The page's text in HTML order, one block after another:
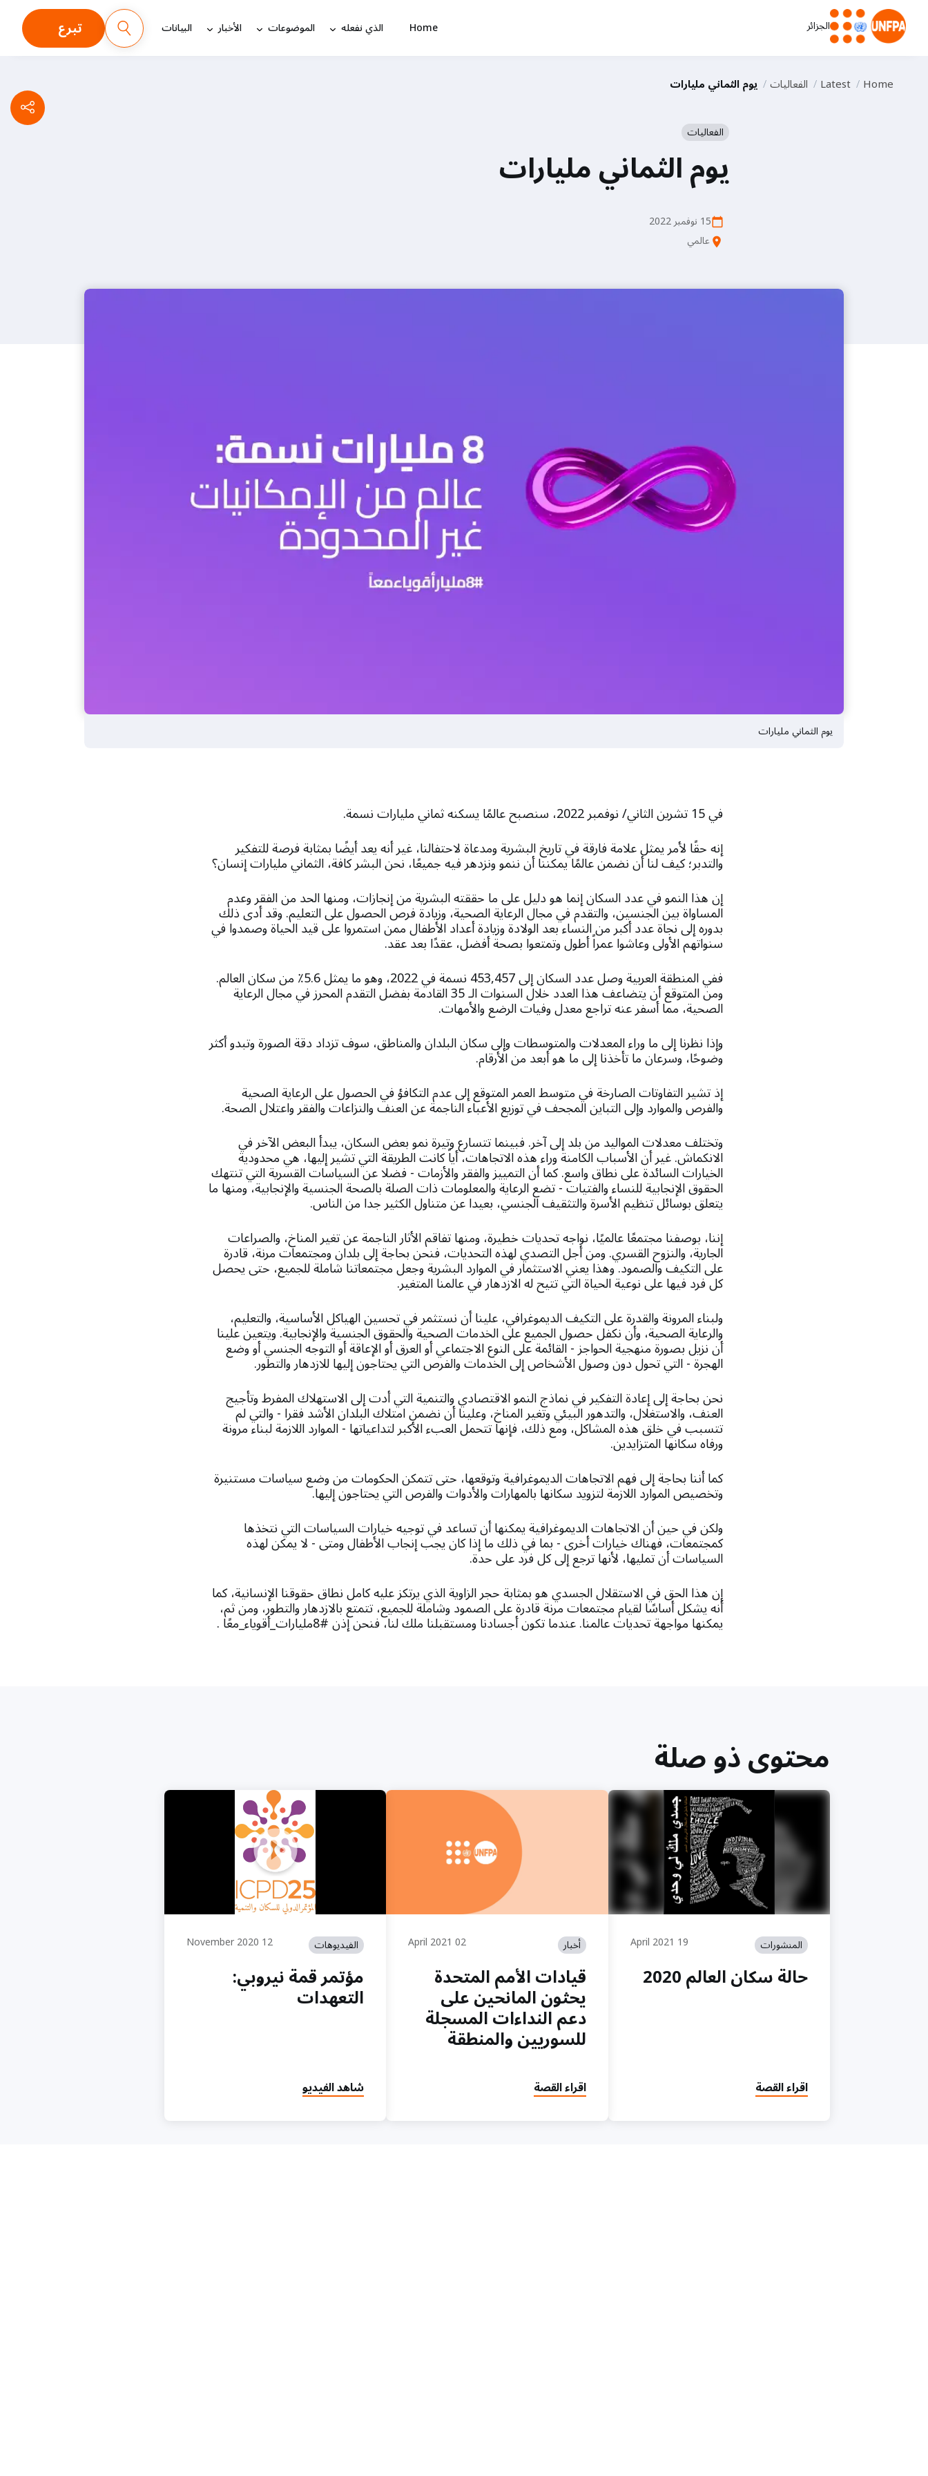
الجزائر Home الذي نفعله الموضوعات الأخبار البيانات تبرع
Home
Latest الفعاليات يوم الثماني مليارات
الفعاليات
يوم الثماني مليارات
calendar_today15 نوفمبر 2022
location_on عالمي
يوم الثماني مليارات
في 15 تشرين الثاني/ نوفمبر 2022، سنصبح عالمًا يسكنه ثماني مليارات نسمة.
إنه حقًا لأمر يمثل علامة فارقة في تاريخ البشرية ومدعاة لاحتفالنا، غير أنه يعد أيضًا بمثابة فرصة للتفكير
والتدبر؛ كيف لنا أن نضمن عالمًا يمكننا أن ننمو ونزدهر فيه جميعًا، نحن البشر كافة، الثماني مليارات إنسان؟
إن هذا النمو في عدد السكان إنما هو دليل على ما حققته البشرية من إنجازات، ومنها الحد من الفقر وعدم
المساواة بين الجنسين، والتقدم في مجال الرعاية الصحية، وزيادة فرص الحصول على التعليم. وقد أدى ذلك
بدوره إلى نجاة عدد أكبر من النساء بعد الولادة وزيادة أعداد الأطفال ممن استمروا على قيد الحياة وصمدوا في
سنواتهم الأولى وعاشوا عمراً أطول وتمتعوا بصحة أفضل، عقدًا بعد عقد.
ففي المنطقة العربية وصل عدد السكان إلى 453,457 نسمة في 2022، وهو ما يمثل 5.6٪ من سكان العالم.
ومن المتوقع أن يتضاعف هذا العدد خلال السنوات الـ 35 القادمة بفضل التقدم المحرز في مجال الرعاية
الصحية، مما أسفر عنه تراجع معدل وفيات الرضع والأمهات.
وإذا نظرنا إلى ما وراء المعدلات والمتوسطات وإلى سكان البلدان والمناطق، سوف تزداد دقة الصورة وتبدو أكثر
وضوحًا، وسرعان ما تأخذنا إلى ما هو أبعد من الأرقام.
إذ تشير التفاوتات الصارخة في متوسط العمر المتوقع إلى عدم التكافؤ في الحصول على الرعاية الصحية
والفرص والموارد وإلى التباين المجحف في توزيع الأعباء الناجمة عن العنف والنزاعات والفقر واعتلال الصحة.
وتختلف معدلات المواليد من بلد إلى آخر. فبينما تتسارع وتيرة نمو بعض السكان، يبدأ البعض الآخر في
الانكماش. غير أن الأسباب الكامنة وراء هذه الاتجاهات، أياً كانت الطريقة التي تشير إليها، هي محدودية
الخيارات السائدة على نطاق واسع. كما أن التمييز والفقر والأزمات - فضلا عن السياسات القسرية التي تنتهك
الحقوق الإنجابية للنساء والفتيات - تضع الرعاية والمعلومات ذات الصلة بالصحة الجنسية والإنجابية، ومنها ما
يتعلق بوسائل تنظيم الأسرة والتثقيف الجنسي، بعيدا عن متناول الكثير جدا من الناس.
إننا، بوصفنا مجتمعًا عالميًا، نواجه تحديات خطيرة، ومنها تفاقم الأثار الناجمة عن تغير المناخ، والصراعات
الجارية، والنزوح القسري. ومن أجل التصدي لهذه التحديات، فنحن بحاجة إلى بلدان ومجتمعات مرنة، قادرة
على التكيف والصمود. وهذا يعني الاستثمار في الموارد البشرية وجعل مجتمعاتنا شاملة للجميع، حتى يحصل
كل فرد فيها على نوعية الحياة التي تتيح له الازدهار في عالمنا المتغير.
ولبناء المرونة والقدرة على التكيف الديموغرافي، علينا أن نستثمر في تحسين الهياكل الأساسية، والتعليم،
والرعاية الصحية، وأن نكفل حصول الجميع على الخدمات الصحية والحقوق الجنسية والإنجابية. ويتعين علينا
أن نزيل بصورة منهجية الحواجز - القائمة على النوع الاجتماعي أو العرق أو الإعاقة أو التوجه الجنسي أو وضع
الهجرة - التي تحول دون وصول الأشخاص إلى الخدمات والفرص التي يحتاجون إليها للازدهار والتطور.
نحن بحاجة إلى إعادة التفكير في نماذج النمو الاقتصادي والتنمية التي أدت إلى الاستهلاك المفرط وتأجيج
العنف، والاستغلال، والتدهور البيئي وتغير المناخ، وعلينا أن نضمن امتلاك البلدان الأشد فقرا - والتي لم
تتسبب في خلق هذه المشاكل، ومع ذلك، فإنها تتحمل العبء الأكبر لتداعياتها - الموارد اللازمة لبناء مرونة
ورفاه سكانها المتزايدين.
كما أننا بحاجة إلى فهم الاتجاهات الديموغرافية وتوقعها، حتى تتمكن الحكومات من وضع سياسات مستنيرة
وتخصيص الموارد اللازمة لتزويد سكانها بالمهارات والأدوات والفرص التي يحتاجون إليها.
ولكن في حين أن الاتجاهات الديموغرافية يمكنها أن تساعد في توجيه خيارات السياسات التي نتخذها
كمجتمعات، فهناك خيارات أخرى - بما في ذلك ما إذا كان يجب إنجاب الأطفال ومتى - لا يمكن لهذه
السياسات أن تمليها، لأنها ترجع إلى كل فرد على حدة.
إن هذا الحق في الاستقلال الجسدي هو بمثابة حجر الزاوية الذي يرتكز عليه كامل نطاق حقوقنا الإنسانية، كما
أنه يشكل أساسًا لقيام مجتمعات مرنة قادرة على الصمود وشاملة للجميع، تتمتع بالازدهار والتطور، ومن ثم،
يمكنها مواجهة تحديات عالمنا. عندما تكون أجسادنا ومستقبلنا ملك لنا، فنحن إذن #8مليارات_أقوياء_معًا .
محتوى ذو صلة
المنشورات 19 April 2021
حالة سكان العالم 2020
اقراء القصة
أخبار 02 April 2021
قيادات الأمم المتحدة
يحثون المانحين على
دعم النداءات المسجلة
للسوريين والمنطقة
اقراء القصة
مؤتمر قمة نيروبي: التعهدات
الفيديوهات 12 November 2020
مؤتمر قمة نيروبي:
التعهدات
شاهد الفيديو